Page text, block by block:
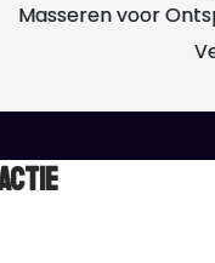
Masseren voor